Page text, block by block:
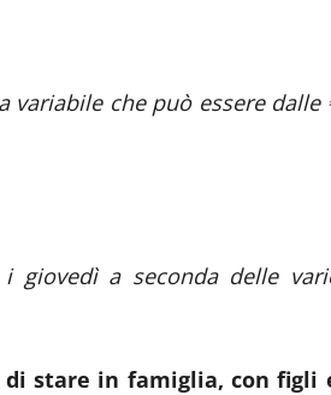
variabile che può essere dalle
a seconda delle
stare in famiglia, con figli